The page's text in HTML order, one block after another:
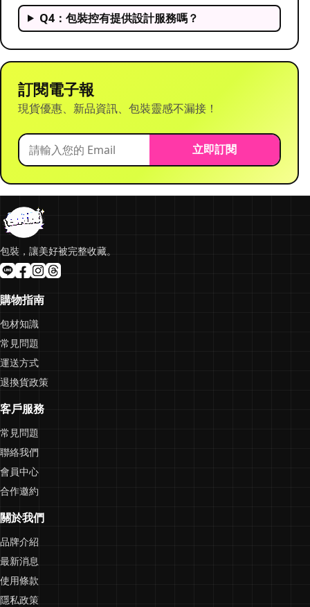
Q4：包裝控有提供設計服務嗎？
訂閱電子報
現貨優惠、新品資訊、包裝靈感不漏接！
立即訂閱
包裝，讓美好被完整收藏。
購物指南
包材知識
常見問題
運送方式
退換貨政策
客戶服務
常見問題
聯絡我們
會員中心
合作邀約
關於我們
品牌介紹
最新消息
使用條款
隱私政策